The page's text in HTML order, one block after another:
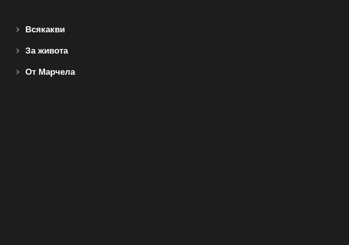
Всякакви
За живота
От Марчела